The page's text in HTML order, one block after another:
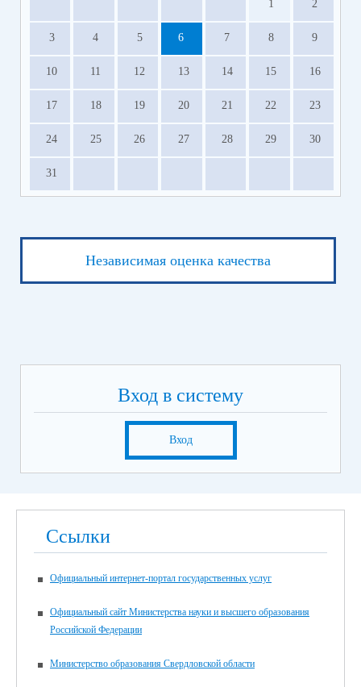
Получите помощь от фонда "Защитники
Отечества"
Прекратите или приостановите ИП участника
семей.pdf
1 2
3 4 5 6 7 8 9
10 11 12 13 14 15 16
17 18 19 20 21 22 23
24 25 26 27 28 29 30
31
Независимая оценка качества
Вход в систему
Вход
Ссылки
Официальный интернет-портал государственных услуг
Официальный сайт Министерства науки и высшего образования
Российской Федерации
Министерство образования Свердловской области